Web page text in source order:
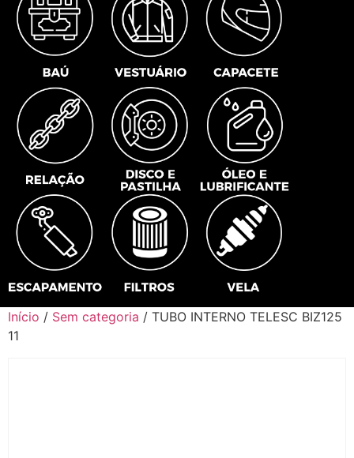
Início / Sem categoria / TUBO INTERNO TELESC BIZ125
11